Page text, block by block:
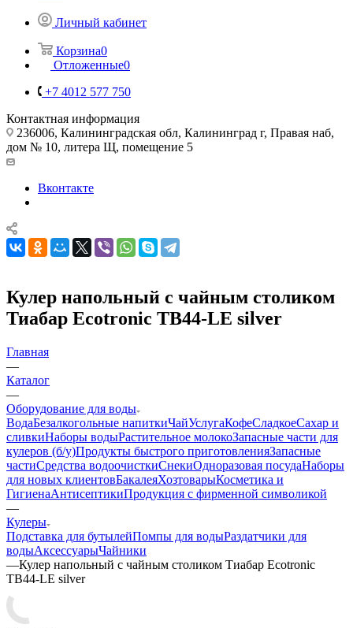
Личный кабинет
Корзина0
Отложенные0
+7 4012 577 750
Контактная информация
236006, Калининградская обл, Калининград г, Правая наб,
дом № 10, литера Щ, помещение 5
Вконтакте
Кулер напольный с чайным столиком
Тиабар Ecotronic TB44-LE silver
Главная
—
Каталог
—
Оборудование для воды
ВодаБезалкогольные напиткиЧайУслугаКофеСладкоеСахар и
сливкиНаборы водыРастительное молокоЗапасные части для
кулеров (б/у)Продукты быстрого приготовленияЗапасные
частиСредства водоочисткиСнекиОдноразовая посудаНаборы
для новых клиентовБакалеяХозтоварыКосметика и
ГигиенаАнтисептикиПродукция с фирменной символикой
—
Кулеры
Подставка для бутылейПомпы для водыРаздатчики для
водыАксессуарыЧайники
—Кулер напольный с чайным столиком Тиабар Ecotronic
TB44-LE silver